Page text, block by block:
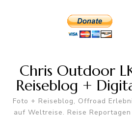
Chris Outdoor
Reiseblog +
Foto + Reiseblog, Offroad
auf Weltreise. Reise